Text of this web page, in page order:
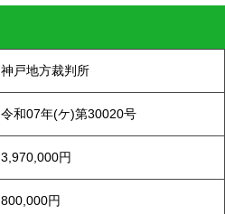
神戸地方裁判所
令和07年(ケ)第30020号
3,970,000円
800,000円